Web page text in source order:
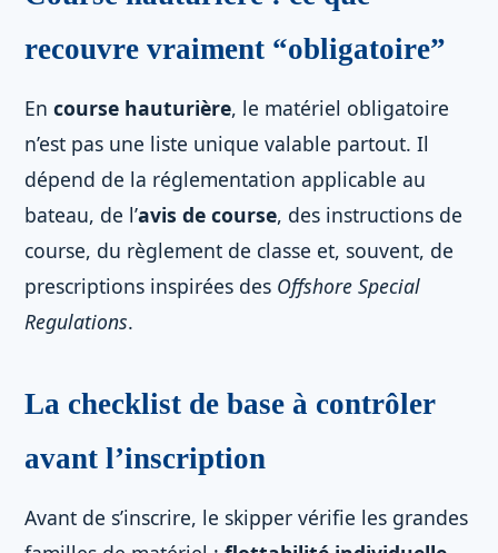
recouvre vraiment “obligatoire”
En course hauturière, le matériel obligatoire
n’est pas une liste unique valable partout. Il
dépend de la réglementation applicable au
bateau, de l’avis de course, des instructions de
course, du règlement de classe et, souvent, de
prescriptions inspirées des Offshore Special
Regulations.
La checklist de base à contrôler
avant l’inscription
Avant de s’inscrire, le skipper vérifie les grandes